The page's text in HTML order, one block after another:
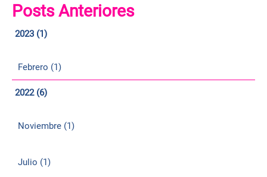
Posts Anteriores
2023 (1)
Febrero (1)
2022 (6)
Noviembre (1)
Julio (1)